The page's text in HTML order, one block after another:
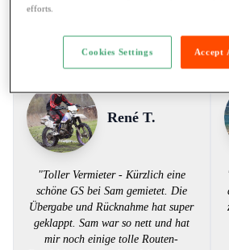
Stimmen aus der RIBE
René T.
"Toller Vermieter - Kürzlich eine
schöne GS bei Sam gemietet. Die
Übergabe und Rücknahme hat super
geklappt. Sam war so nett und hat
mir noch einige tolle Routen-
efforts.
Accept
Cookies Settings